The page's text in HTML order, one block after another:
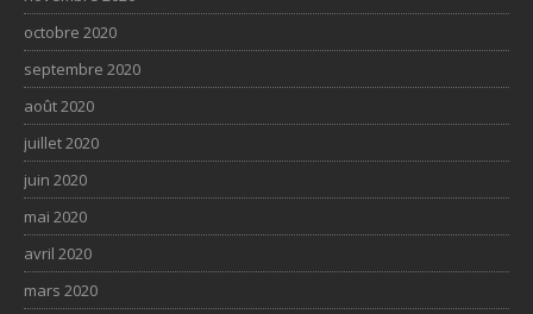
octobre 2020
septembre 2020
août 2020
juillet 2020
juin 2020
mai 2020
avril 2020
mars 2020